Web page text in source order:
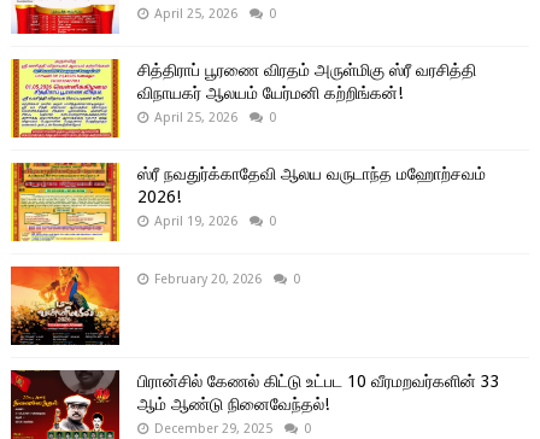
April 25, 2026 0
சித்திராப் பூரணை விரதம் அருள்மிகு ஸ்ரீ வரசித்தி
விநாயகர் ஆலயம் யேர்மனி கற்றிங்கன்!
April 25, 2026 0
ஸ்ரீ நவதுர்க்காதேவி ஆலய வருடாந்த மஹோற்சவம்
2026!
April 19, 2026 0
February 20, 2026 0
பிரான்சில் கேணல் கிட்டு உட்பட 10 வீரமறவர்களின் 33
ஆம் ஆண்டு நினைவேந்தல்!
December 29, 2025 0